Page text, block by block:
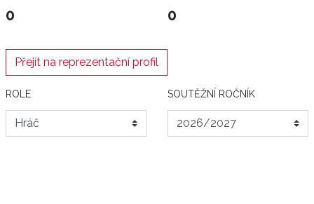
0 0
Přejít na reprezentační profil
ROLE SOUTĚŽNÍ ROČNÍK